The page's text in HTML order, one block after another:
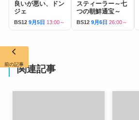
良いが悪い、ドン
ジェ
BS12 9月5日 13:00～
スティーラー～七
つの朝鮮通宝～
BS12 9月6日 26:00～
関連記事
前の記事